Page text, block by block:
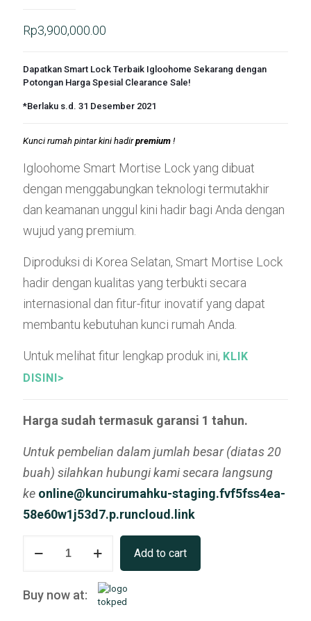
Rp3,900,000.00
Dapatkan Smart Lock Terbaik Igloohome Sekarang dengan
Potongan Harga Spesial Clearance Sale!
*Berlaku s.d. 31 Desember 2021
Kunci rumah pintar kini hadirpremium !
Igloohome Smart Mortise Lock yang dibuat
dengan menggabungkan teknologi termutakhir
dan keamanan unggul kini hadir bagi Anda dengan
wujud yang premium.
Diproduksi di Korea Selatan, Smart Mortise Lock
hadir dengan kualitas yang terbukti secara
internasional dan fitur-fitur inovatif yang dapat
membantu kebutuhan kunci rumah Anda.
Untuk melihat fitur lengkap produk ini, KLIK
DISINI>
Harga sudah termasuk garansi 1 tahun.
Untuk pembelian dalam jumlah besar (diatas 20
buah) silahkan hubungi kami secara langsung
ke online@kuncirumahku-staging.fvf5fss4ea-
58e60w1j53d7.p.runcloud.link
Mortise
Add to cart
Buy now at: